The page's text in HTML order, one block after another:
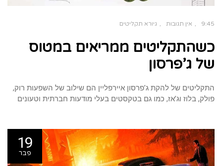
9:45 אין תגובות גיורא תקליטים
כשהתקליטים ממריאים במטוס
של ג’פרסון
התקליטים של להקת ג’פרסון איירפליין הם שילוב של השפעות רוק,
פולק, בלוז וג’אז, כמו גם בטקסטים בעלי מודעות חברתית וטעונים
19
פבר